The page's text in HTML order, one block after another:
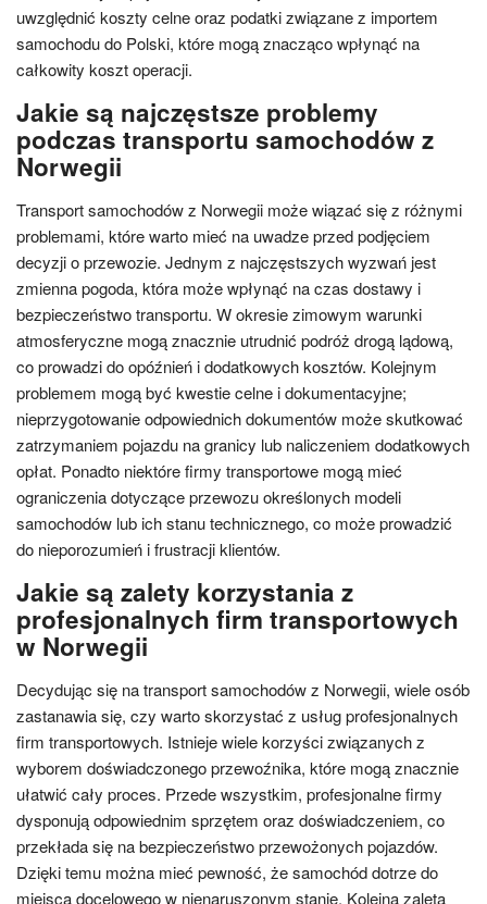
uwzględnić koszty celne oraz podatki związane z importem
samochodu do Polski, które mogą znacząco wpłynąć na
całkowity koszt operacji.
Jakie są najczęstsze problemy
podczas transportu samochodów z
Norwegii
Transport samochodów z Norwegii może wiązać się z różnymi
problemami, które warto mieć na uwadze przed podjęciem
decyzji o przewozie. Jednym z najczęstszych wyzwań jest
zmienna pogoda, która może wpłynąć na czas dostawy i
bezpieczeństwo transportu. W okresie zimowym warunki
atmosferyczne mogą znacznie utrudnić podróż drogą lądową,
co prowadzi do opóźnień i dodatkowych kosztów. Kolejnym
problemem mogą być kwestie celne i dokumentacyjne;
nieprzygotowanie odpowiednich dokumentów może skutkować
zatrzymaniem pojazdu na granicy lub naliczeniem dodatkowych
opłat. Ponadto niektóre firmy transportowe mogą mieć
ograniczenia dotyczące przewozu określonych modeli
samochodów lub ich stanu technicznego, co może prowadzić
do nieporozumień i frustracji klientów.
Jakie są zalety korzystania z
profesjonalnych firm transportowych
w Norwegii
Decydując się na transport samochodów z Norwegii, wiele osób
zastanawia się, czy warto skorzystać z usług profesjonalnych
firm transportowych. Istnieje wiele korzyści związanych z
wyborem doświadczonego przewoźnika, które mogą znacznie
ułatwić cały proces. Przede wszystkim, profesjonalne firmy
dysponują odpowiednim sprzętem oraz doświadczeniem, co
przekłada się na bezpieczeństwo przewożonych pojazdów.
Dzięki temu można mieć pewność, że samochód dotrze do
miejsca docelowego w nienaruszonym stanie. Kolejną zaletą